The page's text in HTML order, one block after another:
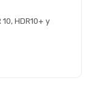
HDR10+ y